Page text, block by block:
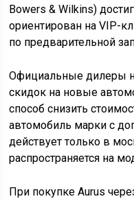
Bowers & Wilkins)
ориентирован на VIP-
по предварительной
Официальные дилеры
скидок на новые
способ снизить
автомобиль марки с
действует только в
распространяется на
При покупке Aurus